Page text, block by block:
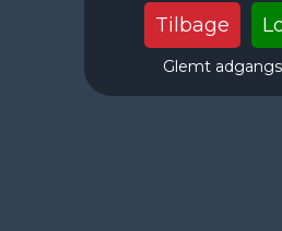
Tilbage
Glemt